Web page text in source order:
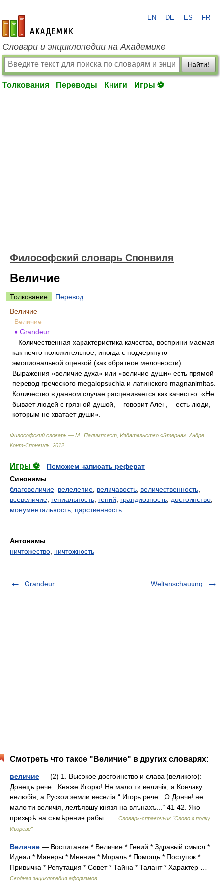
academic.ru
EN DE ES FR
Словари и энциклопедии на Академике
Найти!
Толкования Переводы Книги Игры ⚽
Философский словарь Спонвиля
Величие
Толкование
Перевод
Величие
Величие
♦ Grandeur
Количественная характеристика качества, восприни маемая
как нечто положительное, иногда с подчеркнуто
эмоциональной оценкой (как обратное мелочности).
Выражения «величие духа» или «величие души» есть прямой
перевод греческого megalopsuchia и латинского magnanimitas.
Количество в данном случае расценивается как качество. «Не
бывает людей с грязной душой, – говорит Ален, – есть люди,
которым не хватает души».
Философский словарь — М.: Палимпсест, Издательство «Этерна» Андре
Конт-Спонвиль 2012
Игры ⚽
Поможем написать реферат
Синонимы:
благовеличие велелепие величавость величественность
всевеличие гениальность гений грандиозность достоинство
монументальность царственность
Антонимы:
ничтожество ничтожность
Grandeur Weltanschauung
Смотреть что такое "Величие" в других словарях:
величие — (2) 1. Высокое достоинство и слава (великого):
Донецъ рече: „Княже Игорю! Не мало ти величія, а Кончаку
нелюбія, а Рускои земли веселіа.“ Игорь рече: „О Донче! не
мало ти величія, лелѣявшу князя на влънахъ...“ 41 42. Яко
призьрѣ на съмѣрение рабы …
Словарь-справочник "Слово о полку
Игореве"
Величие — Воспитание * Величие * Гений * Здравый смысл *
Идеал * Манеры * Мнение * Мораль * Помощь * Поступок *
Привычка * Репутация * Совет * Тайна * Талант * Характер …
Сводная энциклопедия афоризмов